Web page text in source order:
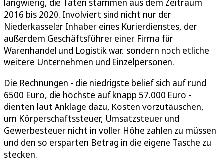
langwierig, die Taten stammen aus dem Zeitraum
2016 bis 2020. Involviert sind nicht nur der
Niederkasseler Inhaber eines Kurierdienstes, der
außerdem Geschäftsführer einer Firma für
Warenhandel und Logistik war, sondern noch etliche
weitere Unternehmen und Einzelpersonen.
Die Rechnungen - die niedrigste belief sich auf rund
6500 Euro, die höchste auf knapp 57.000 Euro -
dienten laut Anklage dazu, Kosten vorzutäuschen,
um Körperschaftssteuer, Umsatzsteuer und
Gewerbesteuer nicht in voller Höhe zahlen zu müssen
und den so ersparten Betrag in die eigene Tasche zu
stecken.